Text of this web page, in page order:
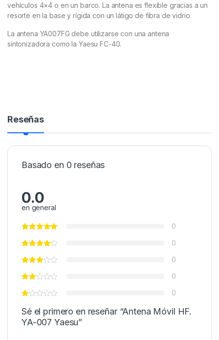
vehículos 4×4 o en un barco. La antena es flexible gracias a un
resorte en la base y rígida con un látigo de fibra de vidrio.
La antena YA007FG debe utilizarse con una antena
sintonizadora como la Yaesu FC-40.
Reseñas
Basado en 0 reseñas
0.0
en general
0
0
0
0
0
Sé el primero en reseñar “Antena Móvil HF.
YA-007 Yaesu”